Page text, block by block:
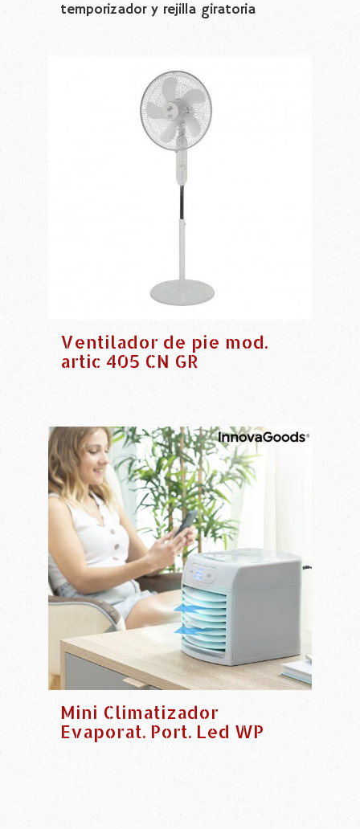
temporizador y rejilla giratoria
Ventilador de pie mod.
artic 405 CN GR
Mini Climatizador
Evaporat. Port. Led WP